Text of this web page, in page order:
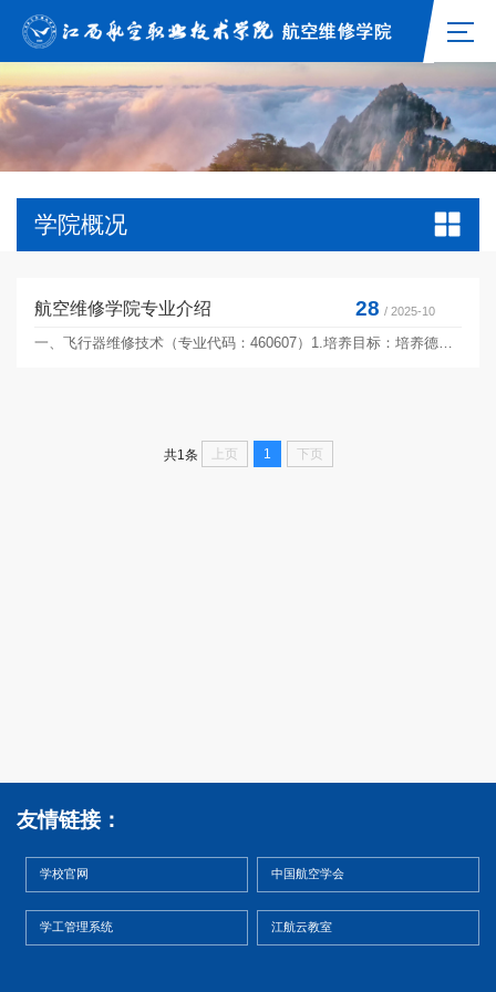
学院概况
航空维修学院专业介绍 28 / 2025-10
共1条 上页 1 下页
友情链接：
学校官网 中国航空学会
学工管理系统 江航云教室